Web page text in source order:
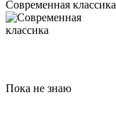
Современная классика
Пока не знаю